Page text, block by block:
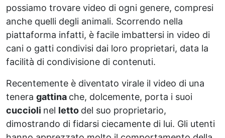
possiamo trovare video di ogni genere, compresi
anche quelli degli animali. Scorrendo nella
piattaforma infatti, è facile imbattersi in video di
cani o gatti condivisi dai loro proprietari, data la
facilità di condivisione di contenuti.
Recentemente è diventato virale il video di una
tenera gattina che, dolcemente, porta i suoi
cuccioli nel letto del suo proprietario,
dimostrando di fidarsi ciecamente di lui. Gli utenti